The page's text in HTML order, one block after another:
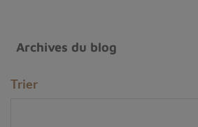
Archives du blog
Trier